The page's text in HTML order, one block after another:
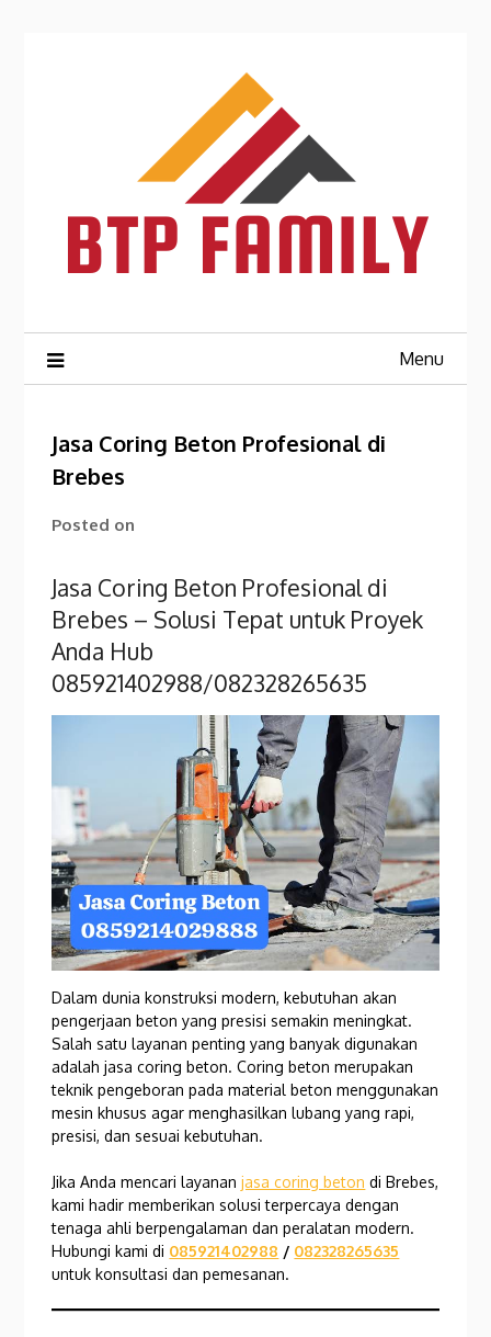
Menu
Jasa Coring Beton Profesional di
Brebes
Posted on
Jasa Coring Beton Profesional di
Brebes – Solusi Tepat untuk Proyek
Anda Hub
085921402988/082328265635
Dalam dunia konstruksi modern, kebutuhan akan
pengerjaan beton yang presisi semakin meningkat.
Salah satu layanan penting yang banyak digunakan
adalah jasa coring beton. Coring beton merupakan
teknik pengeboran pada material beton menggunakan
mesin khusus agar menghasilkan lubang yang rapi,
presisi, dan sesuai kebutuhan.
Jika Anda mencari layanan jasa coring beton di Brebes,
kami hadir memberikan solusi terpercaya dengan
tenaga ahli berpengalaman dan peralatan modern.
Hubungi kami di 085921402988 / 082328265635
untuk konsultasi dan pemesanan.